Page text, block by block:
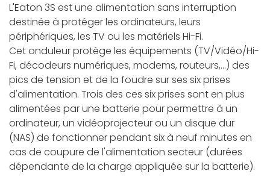
L'Eaton 3S est une alimentation sans interruption
destinée à protéger les ordinateurs, leurs
périphériques, les TV ou les matériels Hi-Fi.
Cet onduleur protège les équipements (TV/Vidéo/Hi-
Fi, décodeurs numériques, modems, routeurs,...) des
pics de tension et de la foudre sur ses six prises
d'alimentation. Trois des ces six prises sont en plus
alimentées par une batterie pour permettre à un
ordinateur, un vidéoprojecteur ou un disque dur
(NAS) de fonctionner pendant six à neuf minutes en
cas de coupure de l'alimentation secteur (durées
dépendante de la charge appliquée sur la batterie).